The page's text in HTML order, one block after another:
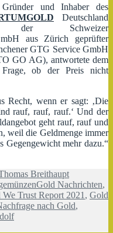
Gründer und Inhaber des
Deutschland
Schweizer
aus Zürich geprüfter
GTG Service GmbH
GO AG), antwortete dem
ob der Preis nicht
Recht, wenn er sagt: ‚Die
rauf, rauf, rauf.‘ Und der
geht rauf, rauf und
weil die Geldmenge immer
Gegengewicht mehr dazu.“
BreithauptKategorien
Schlagwörter
Gold Nachrichten,
Trust Report 2021, Gold
nach Gold,